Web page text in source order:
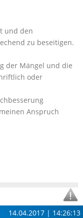
und den
zu beseitigen.
der Mängel und die
oder
Anspruch
14.04.2017 | 14:26:13